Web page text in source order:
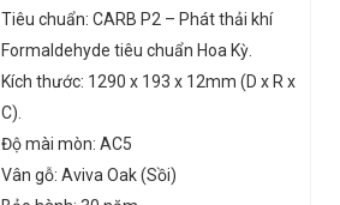
Tiêu chuẩn: CARB P2 – Phát thải khí
Formaldehyde tiêu chuẩn Hoa Kỳ.
Kích thước: 1290 x 193 x 12mm (D x R x
C).
Độ mài mòn: AC5
Vân gỗ: Aviva Oak (Sồi)